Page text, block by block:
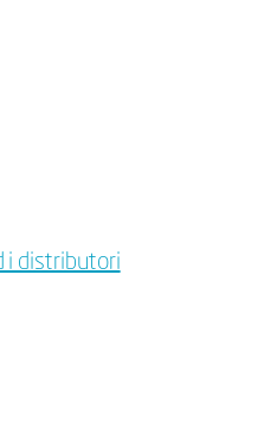
i distributori